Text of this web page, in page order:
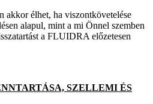
élhet, ha viszontkövetelése
alapul, mint a mi Önnel szemben
a FLUIDRA előzetesen
SZELLEMI ÉS